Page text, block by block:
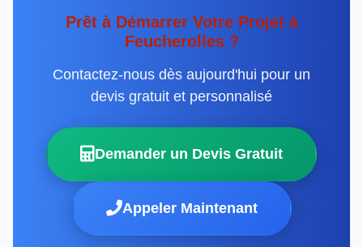
Prêt à Démarrer Votre Projet à
Feucherolles ?
Contactez-nous dès aujourd'hui pour un
devis gratuit et personnalisé
Demander un Devis Gratuit
Appeler Maintenant